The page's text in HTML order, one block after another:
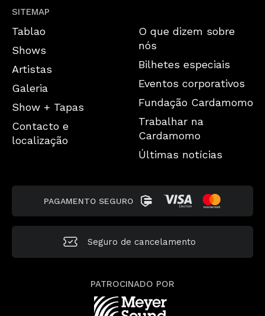
SITEMAP
Tablao
Shows
Artistas
Galeria
Show + Tapas
Contacto e
localização
O que dizem sobre
nós
Bilhetes especiais
Eventos corporativos
Fundação Cardamomo
Trabalhar na
Cardamomo
Últimas notícias
PAGAMENTO SEGURO
Seguro de cancelamento
PATROCINADO POR